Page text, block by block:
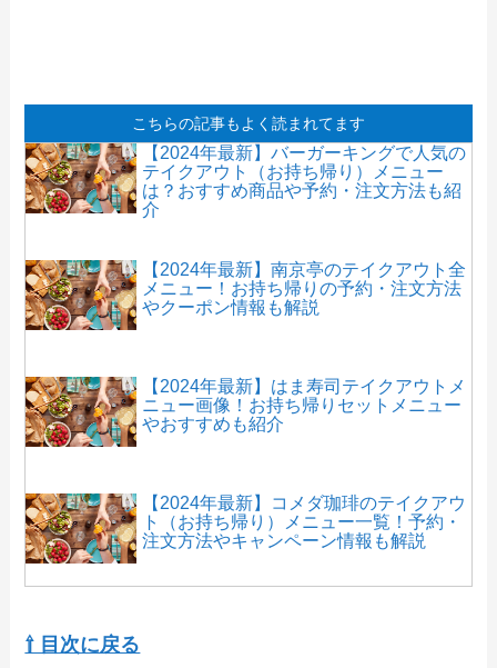
こちらの記事もよく読まれてます
【2024年最新】バーガーキングで人気の
テイクアウト（お持ち帰り）メニュー
は？おすすめ商品や予約・注文方法も紹
介
【2024年最新】南京亭のテイクアウト全
メニュー！お持ち帰りの予約・注文方法
やクーポン情報も解説
【2024年最新】はま寿司テイクアウトメ
ニュー画像！お持ち帰りセットメニュー
やおすすめも紹介
【2024年最新】コメダ珈琲のテイクアウ
ト（お持ち帰り）メニュー一覧！予約・
注文方法やキャンペーン情報も解説
⇧ 目次に戻る